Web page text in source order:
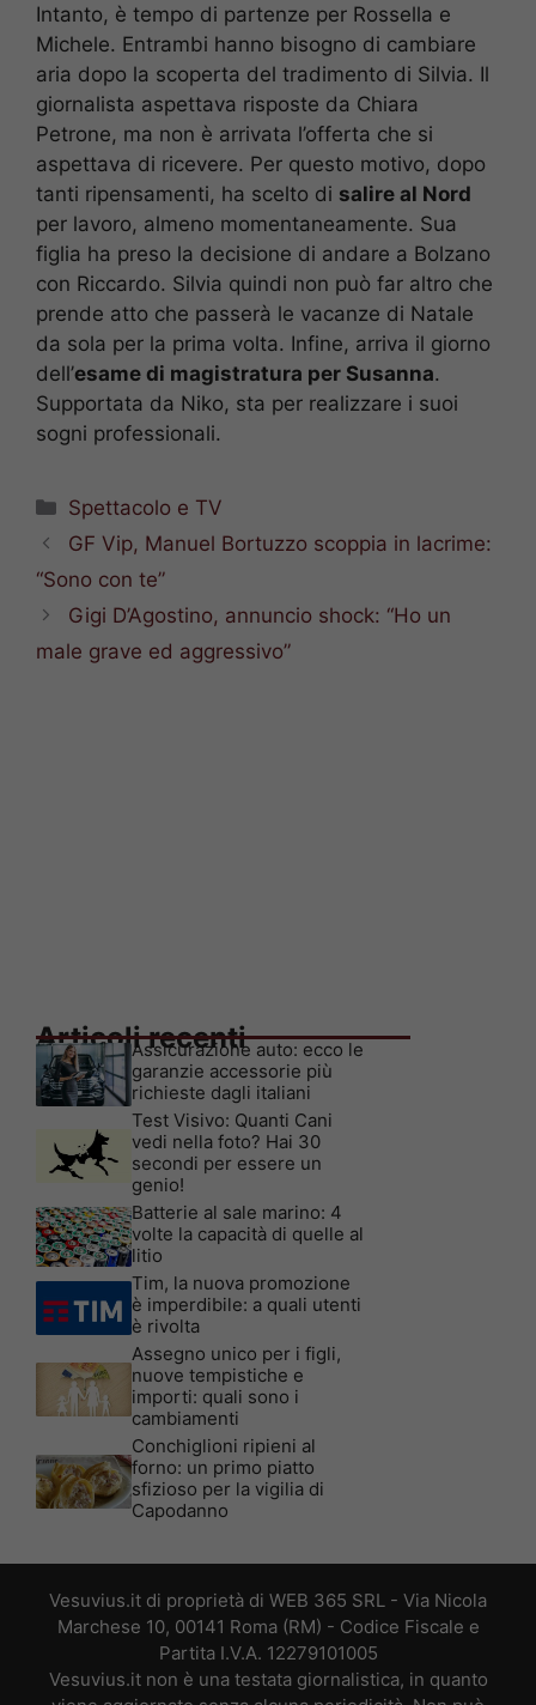
Intanto, è tempo di partenze per Rossella e
Michele. Entrambi hanno bisogno di cambiare
aria dopo la scoperta del tradimento di Silvia. Il
giornalista aspettava risposte da Chiara
Petrone, ma non è arrivata l’offerta che si
aspettava di ricevere. Per questo motivo, dopo
tanti ripensamenti, ha scelto di salire al Nord
per lavoro, almeno momentaneamente. Sua
figlia ha preso la decisione di andare a Bolzano
con Riccardo. Silvia quindi non può far altro che
prende atto che passerà le vacanze di Natale
da sola per la prima volta. Infine, arriva il giorno
dell’esame di magistratura per Susanna.
Supportata da Niko, sta per realizzare i suoi
sogni professionali.
Categorie
Spettacolo e TV
GF Vip, Manuel Bortuzzo scoppia in lacrime:
“Sono con te”
Gigi D’Agostino, annuncio shock: “Ho un
male grave ed aggressivo”
Articoli recenti
Assicurazione auto: ecco le
garanzie accessorie più
richieste dagli italiani
Test Visivo: Quanti Cani
vedi nella foto? Hai 30
secondi per essere un
genio!
Batterie al sale marino: 4
volte la capacità di quelle al
litio
Tim, la nuova promozione
è imperdibile: a quali utenti
è rivolta
Assegno unico per i figli,
nuove tempistiche e
importi: quali sono i
cambiamenti
Conchiglioni ripieni al
forno: un primo piatto
sfizioso per la vigilia di
Capodanno
Vesuvius.it di proprietà di WEB 365 SRL - Via Nicola
Marchese 10, 00141 Roma (RM) - Codice Fiscale e
Partita I.V.A. 12279101005
Vesuvius.it non è una testata giornalistica, in quanto